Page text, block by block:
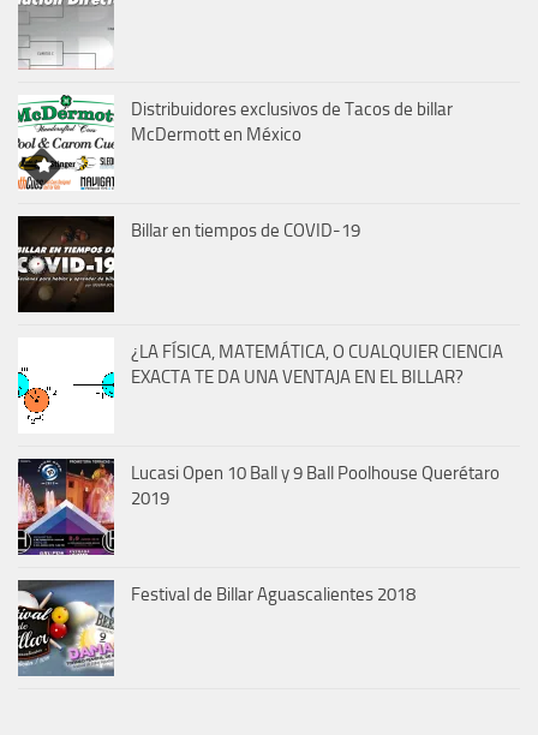
Distribuidores exclusivos de Tacos de billar
McDermott en México
Billar en tiempos de COVID-19
¿LA FÍSICA, MATEMÁTICA, O CUALQUIER CIENCIA
EXACTA TE DA UNA VENTAJA EN EL BILLAR?
Lucasi Open 10 Ball y 9 Ball Poolhouse Querétaro
2019
Festival de Billar Aguascalientes 2018